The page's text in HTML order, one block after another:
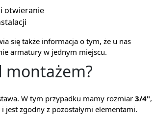
otwieranie
się także informacja o tym, że u nas
armatury w jednym miejscu.
montażem?
W tym przypadku mamy rozmiar 3/4",
zgodny z pozostałymi elementami.